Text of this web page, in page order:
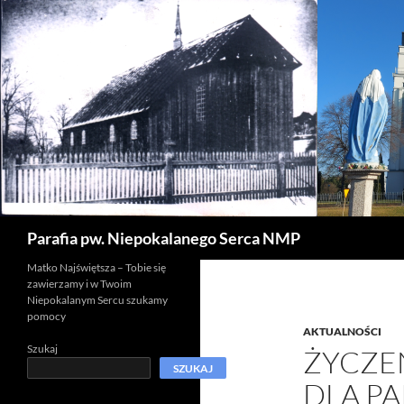
Parafia pw. Niepokalanego Serca NMP
AKTUALNOŚCI
DLA
Matko Najświętsza – Tobie się
zawierzamy i w Twoim
Niepokalanym Sercu szukamy
pomocy
Szukaj
SZUKAJ